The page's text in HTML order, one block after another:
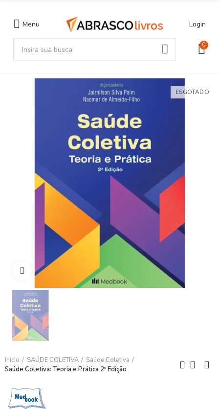
Menu Login
0
ESGOTADO
Clique para ampliar
Início SAÚDE COLETIVA
Saúde Coletiva
Saúde Coletiva: Teoria e Prática 2º Edição